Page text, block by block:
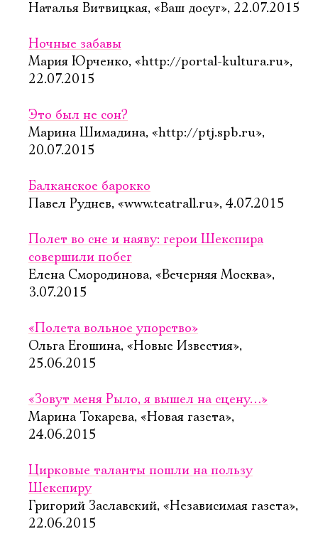
Наталья Витвицкая, «Ваш досуг», 22.07.2015
Ночные забавы
Мария Юрченко, «http://portal-kultura.ru»,
22.07.2015
Это был не сон?
Марина Шимадина, «http://ptj.spb.ru»,
20.07.2015
Балканское барокко
Павел Руднев, «www.teatrall.ru», 4.07.2015
Полет во сне и наяву: герои Шекспира
совершили побег
Елена Смородинова, «Вечерняя Москва»,
3.07.2015
«Полета вольное упорство»
Ольга Егошина, «Новые Известия»,
25.06.2015
«Зовут меня Рыло, я вышел на сцену…»
Марина Токарева, «Новая газета»,
24.06.2015
Цирковые таланты пошли на пользу
Шекспиру
Григорий Заславский, «Независимая газета»,
22.06.2015